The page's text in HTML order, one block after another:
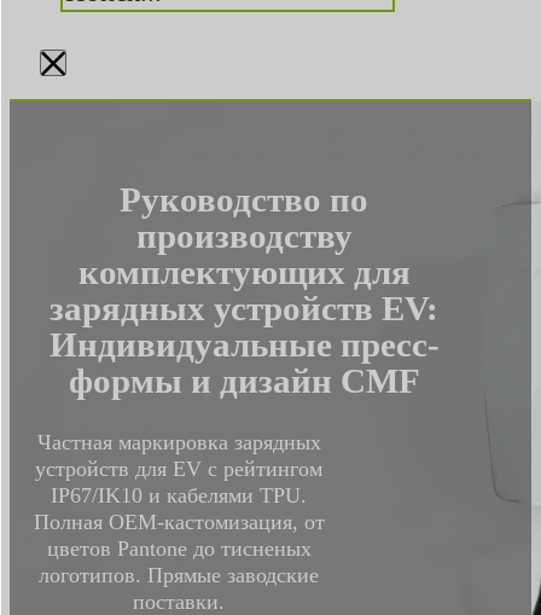
×
Руководство по
производству
комплектующих для
зарядных устройств EV:
Индивидуальные пресс-
формы и дизайн CMF
Частная маркировка зарядных
устройств для EV с рейтингом
IP67/IK10 и кабелями TPU.
Полная OEM-кастомизация, от
цветов Pantone до тисненых
логотипов. Прямые заводские
поставки.